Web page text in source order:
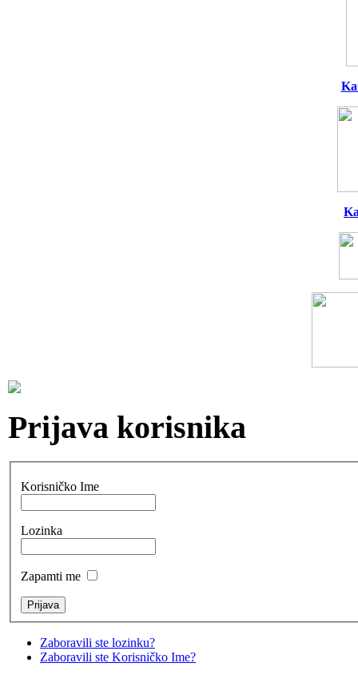
Prijava korisnika
Korisničko Ime
Lozinka
Zapamti me
Zaboravili ste lozinku?
Zaboravili ste Korisničko Ime?